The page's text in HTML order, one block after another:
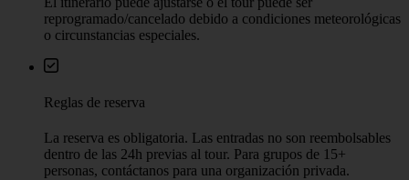
reprogramado/cancelado debido a condiciones meteorológicas
o circunstancias especiales.
Reglas de reserva
La reserva es obligatoria. Las entradas no son reembolsables
dentro de las 24h previas al tour. Para grupos de 15+
personas, contáctanos para una organización privada.